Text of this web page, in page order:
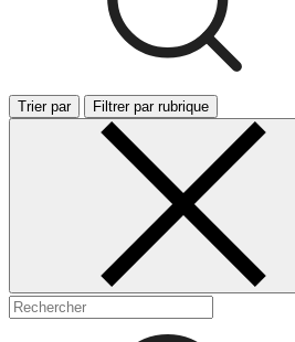
Trier par Filtrer par rubrique